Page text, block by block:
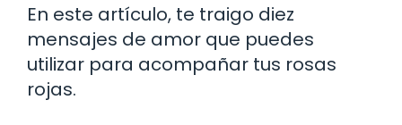
En este artículo, te traigo diez
mensajes de amor que puedes
utilizar para acompañar tus rosas
rojas.